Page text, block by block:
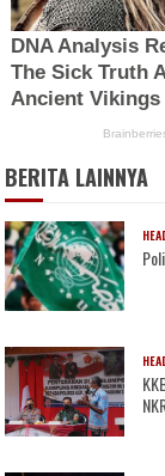
BERITA LAINNYA